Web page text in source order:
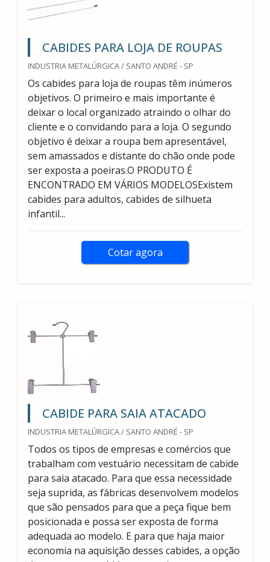
CABIDES PARA LOJA DE ROUPAS
INDUSTRIA METALÚRGICA / SANTO ANDRÉ - SP
Os cabides para loja de roupas têm inúmeros
objetivos. O primeiro e mais importante é
deixar o local organizado atraindo o olhar do
cliente e o convidando para a loja. O segundo
objetivo é deixar a roupa bem apresentável,
sem amassados e distante do chão onde pode
ser exposta a poeiras.O PRODUTO É
ENCONTRADO EM VÁRIOS MODELOSExistem
cabides para adultos, cabides de silhueta
infantil...
Cotar agora
CABIDE PARA SAIA ATACADO
INDUSTRIA METALÚRGICA / SANTO ANDRÉ - SP
Todos os tipos de empresas e comércios que
trabalham com vestuário necessitam de cabide
para saia atacado. Para que essa necessidade
seja suprida, as fábricas desenvolvem modelos
que são pensados para que a peça fique bem
posicionada e possa ser exposta de forma
adequada ao modelo. E para que haja maior
economia na aquisição desses cabides, a opção